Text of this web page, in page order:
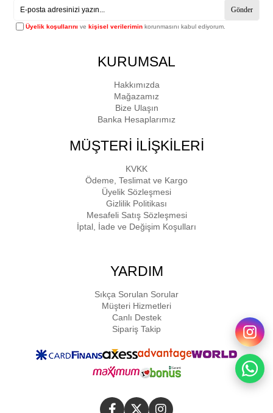
Gönder
Üyelik koşullarını vekişisel verilerimin korunmasını kabul ediyorum.
KURUMSAL
Hakkımızda
Mağazamız
Bize Ulaşın
Banka Hesaplarımız
MÜŞTERİ İLİŞKİLERİ
KVKK
Ödeme, Teslimat ve Kargo
Üyelik Sözleşmesi
Gizlilik Politikası
Mesafeli Satış Sözleşmesi
İptal, İade ve Değişim Koşulları
YARDIM
Sıkça Sorulan Sorular
Müşteri Hizmetleri
Canlı Destek
Sipariş Takip